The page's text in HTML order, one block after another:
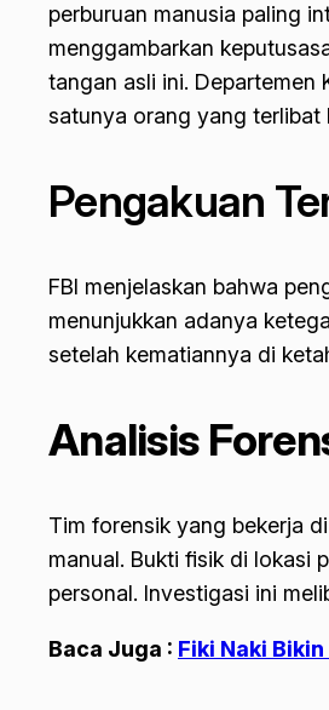
perburuan manusia paling
menggambarkan
tangan asli ini. Departemen
satunya orang yang terlibat
Pengakuan
FBI menjelaskan bahwa
menunjukkan adanya
setelah kematiannya di
Analisis
Tim forensik yang bekerja
manual. Bukti fisik di lokasi
personal. Investigasi ini
Baca Juga : Fiki Naki